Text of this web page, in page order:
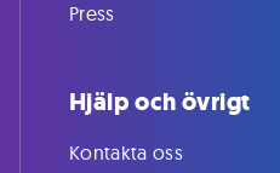
Press
Hjälp och övrigt
Kontakta oss